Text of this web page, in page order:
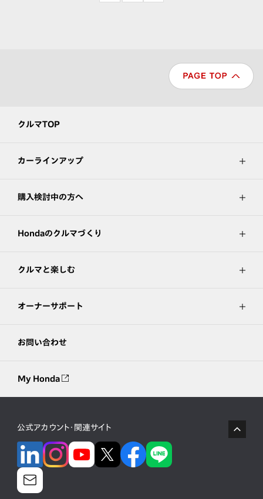
クルマTOP
カーラインアップ
購入検討中の方へ
Hondaのクルマづくり
クルマと楽しむ
オーナーサポート
お問い合わせ
My Honda
公式アカウント・関連サイト